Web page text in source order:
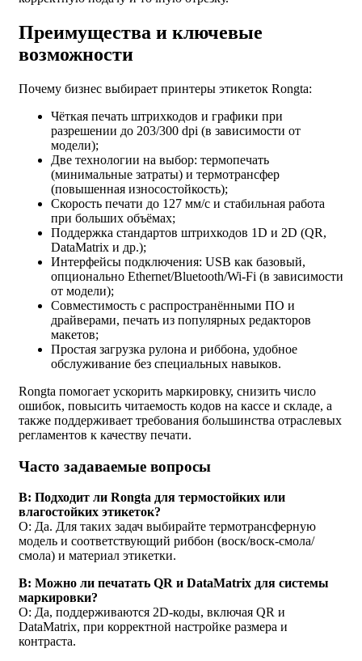
Преимущества и ключевые
возможности
Почему бизнес выбирает принтеры этикеток Rongta:
Чёткая печать штрихкодов и графики при
разрешении до 203/300 dpi (в зависимости от
модели);
Две технологии на выбор: термопечать
(минимальные затраты) и термотрансфер
(повышенная износостойкость);
Скорость печати до 127 мм/с и стабильная работа
при больших объёмах;
Поддержка стандартов штрихкодов 1D и 2D (QR,
DataMatrix и др.);
Интерфейсы подключения: USB как базовый,
опционально Ethernet/Bluetooth/Wi-Fi (в зависимости
от модели);
Совместимость с распространёнными ПО и
драйверами, печать из популярных редакторов
макетов;
Простая загрузка рулона и риббона, удобное
обслуживание без специальных навыков.
Rongta помогает ускорить маркировку, снизить число
ошибок, повысить читаемость кодов на кассе и складе, а
также поддерживает требования большинства отраслевых
регламентов к качеству печати.
Часто задаваемые вопросы
В: Подходит ли Rongta для термостойких или
влагостойких этикеток?
О: Да. Для таких задач выбирайте термотрансферную
модель и соответствующий риббон (воск/воск-смола/
смола) и материал этикетки.
В: Можно ли печатать QR и DataMatrix для системы
маркировки?
О: Да, поддерживаются 2D-коды, включая QR и
DataMatrix, при корректной настройке размера и
контраста.